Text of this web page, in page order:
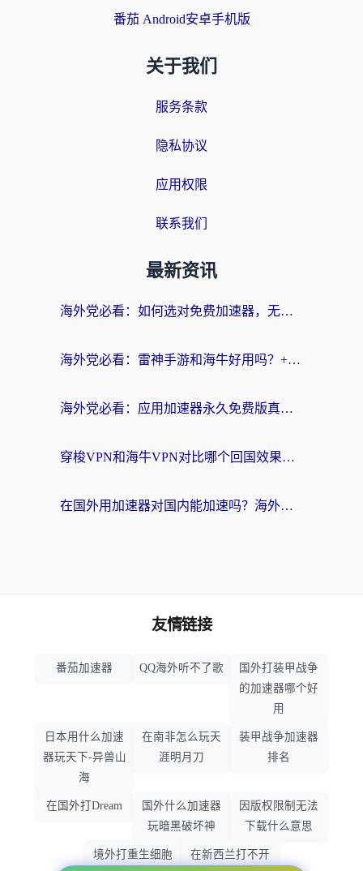
番茄 Android安卓手机版
关于我们
服务条款
隐私协议
应用权限
联系我们
最新资讯
海外党必看：如何选对免费加速器，无缝访问国内资源不踩坑？
海外党必看：雷神手游和海牛好用吗？+3款热门加速器实测对比，附番茄加速器无缝回国指南
海外党必看：应用加速器永久免费版真的存在吗？教你选对回国加速器无缝刷国内资源
穿梭VPN和海牛VPN对比哪个回国效果更好？海外华人亲测3款热门加速器+避坑指南
在国外用加速器对国内能加速吗？海外党亲测有效的无缝访问指南
友情链接
番茄加速器 QQ海外听不了歌
国外打装甲战争
的加速器哪个好
用
日本用什么加速
器玩天下-异兽山
海
在南非怎么玩天
涯明月刀
装甲战争加速器
排名
在国外打Dream
国外什么加速器
玩暗黑破坏神
因版权限制无法
下载什么意思
境外打重生细胞
在新西兰打不开